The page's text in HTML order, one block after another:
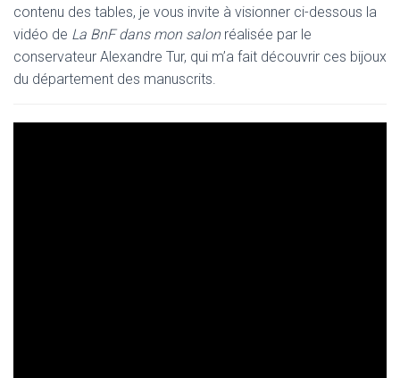
contenu des tables, je vous invite à visionner ci-dessous la
vidéo de La BnF dans mon salonréalisée par le
conservateur Alexandre Tur, qui m’a fait découvrir ces bijoux
du département des manuscrits.